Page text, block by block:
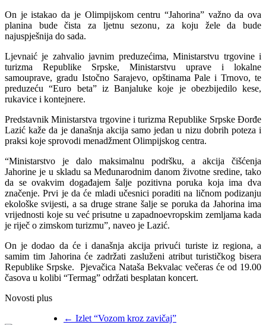
On je istakao da je Olimpijskom centru “Jahorina” važno da ova
planina bude čista za ljetnu sezonu, za koju žele da bude
najuspješnija do sada.
Ljevnaić je zahvalio javnim preduzećima, Ministarstvu trgovine i
turizma Republike Srpske, Ministarstvu uprave i lokalne
samouprave, gradu Istočno Sarajevo, opštinama Pale i Trnovo, te
preduzeću “Euro beta” iz Banjaluke koje je obezbijedilo kese,
rukavice i kontejnere.
Predstavnik Ministarstva trgovine i turizma Republike Srpske Đorđe
Lazić kaže da je današnja akcija samo jedan u nizu dobrih poteza i
praksi koje sprovodi menadžment Olimpijskog centra.
“Ministarstvo je dalo maksimalnu podršku, a akcija čišćenja
Jahorine je u skladu sa Međunarodnim danom životne sredine, tako
da se ovakvim događajem šalje pozitivna poruka koja ima dva
značenje. Prvi je da će mladi učesnici poraditi na ličnom podizanju
ekološke svijesti, a sa druge strane šalje se poruka da Jahorina ima
vrijednosti koje su već prisutne u zapadnoevropskim zemljama kada
je riječ o zimskom turizmu”, naveo je Lazić.
On je dodao da će i današnja akcija privući turiste iz regiona, a
samim tim Jahorina će zadržati zasluženi atribut turističkog bisera
Republike Srpske. Pjevačica Nataša Bekvalac večeras će od 19.00
časova u kolibi “Termag” održati besplatan koncert.
Novosti plus
← Izlet “Vozom kroz zavičaj”